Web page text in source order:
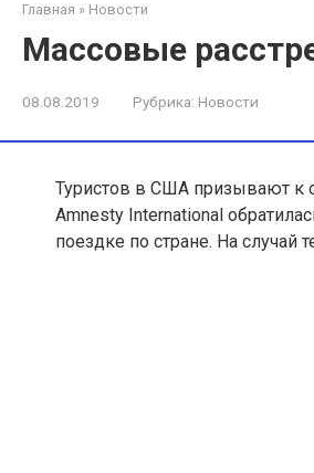
Главная » Новости
Массовые
08.08.2019 Рубрика: Новости
Туристов в США призывают к
Amnesty International
поездке по стране. На случай